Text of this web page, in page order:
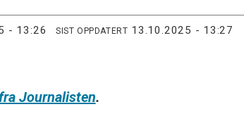
- 13:26 SIST OPPDATERT
13.10.2025 - 13:27
Journalisten.